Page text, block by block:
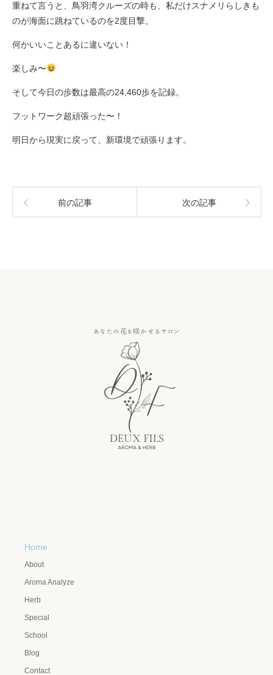
重ねて言うと、鳥羽湾クルーズの時も、私だけスナメリらしきも
のが海面に跳ねているのを2度目撃。
何かいいことあるに違いない！
楽しみ〜
そして今日の歩数は最高の24,460歩を記録。
フットワーク超頑張った〜！
明日から現実に戻って、新環境で頑張ります。
前の記事 次の記事
Home
About
Aroma Analyze
Herb
Special
School
Blog
Contact